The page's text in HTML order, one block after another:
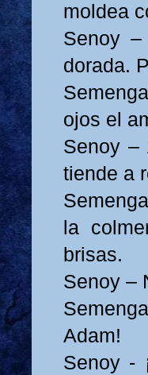
moldea
Senoy
dorada.
ojos el
Senoy –
tiende a
la
brisas.
Senoy –
Adam!
Senoy -